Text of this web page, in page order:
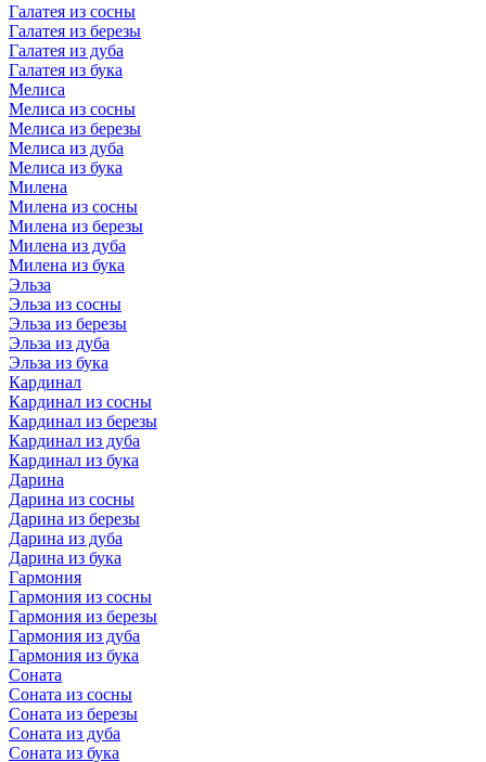
Галатея из сосны
Галатея из березы
Галатея из дуба
Галатея из бука
Мелиса
Мелиса из сосны
Мелиса из березы
Мелиса из дуба
Мелиса из бука
Милена
Милена из сосны
Милена из березы
Милена из дуба
Милена из бука
Эльза
Эльза из сосны
Эльза из березы
Эльза из дуба
Эльза из бука
Кардинал
Кардинал из сосны
Кардинал из березы
Кардинал из дуба
Кардинал из бука
Дарина
Дарина из сосны
Дарина из березы
Дарина из дуба
Дарина из бука
Гармония
Гармония из сосны
Гармония из березы
Гармония из дуба
Гармония из бука
Соната
Соната из сосны
Соната из березы
Соната из дуба
Соната из бука